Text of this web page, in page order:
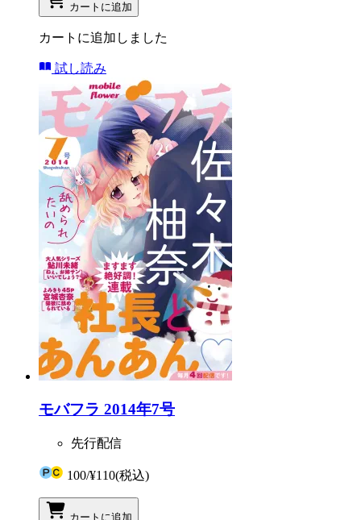
カートに追加
カートに追加しました
試し読み
モバフラ 2014年7号
先行配信
100/¥110(税込)
カートに追加